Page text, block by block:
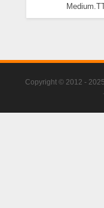
Copyright © 2012 - 2025